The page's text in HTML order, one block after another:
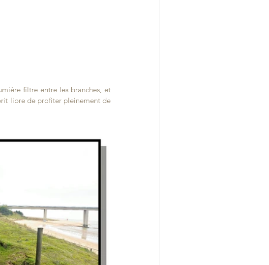
filtre entre les branches, et
libre de profiter pleinement de